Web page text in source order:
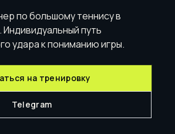
по большому теннису в
путь
удара к пониманию игры.
на тренировку
Telegram